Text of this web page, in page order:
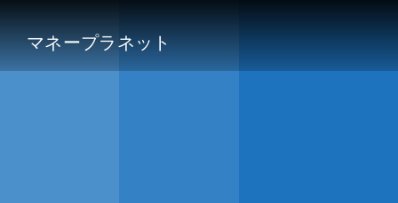
マネープラネット